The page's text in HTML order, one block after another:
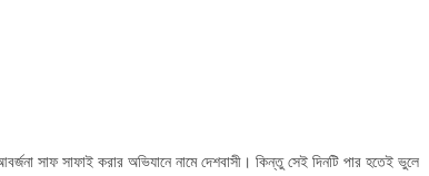
সাফ সাফাই করার অভিযানে নামে দেশবাসী। কিন্তু সেই দিনটি পার হতেই ভুলে